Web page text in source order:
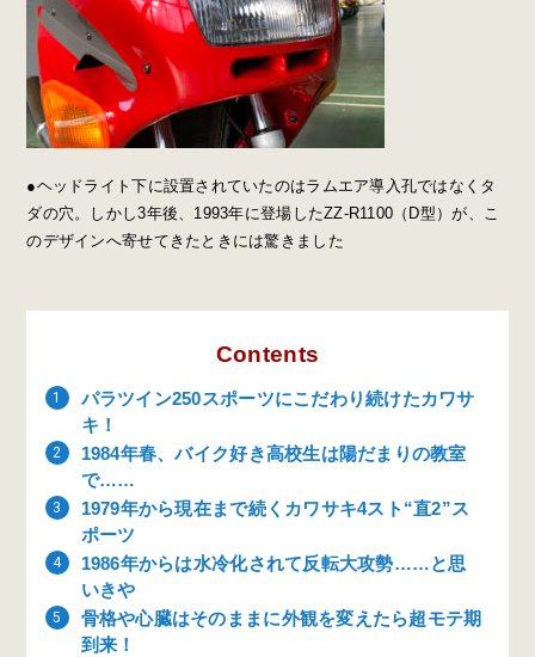
●ヘッドライト下に設置されていたのはラムエア導入孔ではなくタ
ダの穴。しかし3年後、1993年に登場したZZ-R1100（D型）が、こ
のデザインへ寄せてきたときには驚きました
Contents
パラツイン250スポーツにこだわり続けたカワサ
キ！
1984年春、バイク好き高校生は陽だまりの教室
で……
1979年から現在まで続くカワサキ4スト“直2”ス
ポーツ
1986年からは水冷化されて反転大攻勢……と思
いきや
骨格や心臓はそのままに外観を変えたら超モテ期
到来！